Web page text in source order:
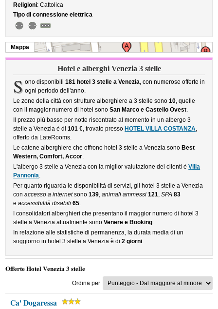
Religioni: Cattolica
Tipo di connessione elettrica
Mappa
Hotel e alberghi Venezia 3 stelle
S ono disponibili 181 hotel 3 stelle a Venezia, con numerose offerte in
ogni periodo dell'anno.
Le zone della città con strutture alberghiere a 3 stelle sono10, quelle
con il maggior numero di hotel sonoSan Marco e Castello Ovest.
Il prezzo più basso per notte riscontrato al momento in un albergo 3
stelle a Venezia è di101 €, trovato presso HOTEL VILLA COSTANZA,
offerto da LateRooms.
Le catene alberghiere che offrono hotel 3 stelle a Venezia sono Best
Western, Comfort, Accor.
L'albergo 3 stelle a Venezia con la miglior valutazione dei clienti èVilla
Pannonia.
Per quanto riguarda le disponibilità di servizi, gli hotel 3 stelle a Venezia
conaccesso a internetsono139,animali ammessi 121,SPA 83
eaccessibilità disabili 65.
I consolidatori alberghieri che presentano il maggior numero di hotel 3
stelle a Venezia attualmente sonoVenere e Booking.
In relazione alle statistiche di permanenza, la durata media di un
soggiorno in hotel 3 stelle a Venezia è di2 giorni.
Offerte Hotel Venezia 3 stelle
Ordina per
Ca' Dogaressa